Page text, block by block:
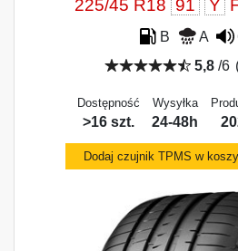
225/45 R18 91 Y
B A
5,8/6
Dostępność
>16 szt.
Wysyłka
24-48h
Dodaj czujnik TPMS w